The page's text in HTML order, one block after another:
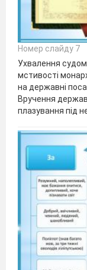
Номер слайду 7
Ухвалення
мстивості
на державні
Вручення
плазування під